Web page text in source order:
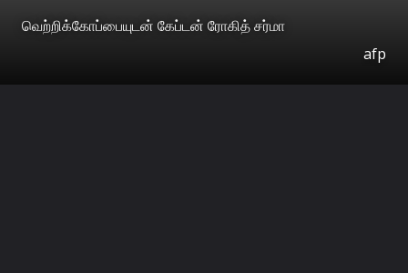
வெற்றிக்கோப்பையுடன் கேப்டன் ரோகித் சர்மா
afp